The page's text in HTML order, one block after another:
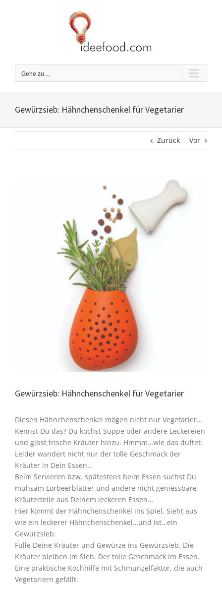
Gehe zu ...
Gewürzsieb: Hähnchenschenkel für Vegetarier
Zurück Vor
Gewürzsieb: Hähnchenschenkel für Vegetarier
Diesen Hähnchenschenkel mögen nicht nur Vegetarier…
Kennst Du das? Du kochst Suppe oder andere Leckereien
und gibst frische Kräuter hinzu. Hmmm…wie das duftet.
Leider wandert nicht nur der tolle Geschmack der
Kräuter in Dein Essen…
Beim Servieren bzw. spätestens beim Essen suchst Du
mühsam Lorbeerblätter und andere nicht geniessbare
Kräuterteile aus Deinem leckeren Essen…
Hier kommt der Hähnchenschenkel ins Spiel. Sieht aus
wie ein leckerer Hähnchenschenkel…und ist…ein
Gewürzsieb.
Fülle Deine Kräuter und Gewürze ins Gewürzsieb. Die
Kräuter bleiben im Sieb. Der tolle Geschmack im Essen.
Eine praktische Kochhilfe mit Schmunzelfaktor, die auch
Vegetariern gefällt.